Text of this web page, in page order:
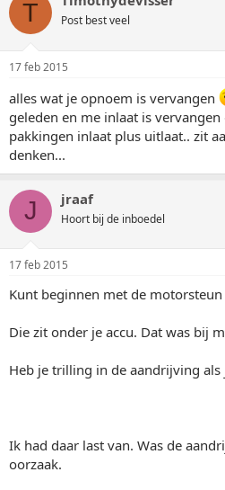
T Post best veel
17 feb 2015
alles wat je opnoem is vervangen
geleden en me inlaat is
pakkingen inlaat plus uitlaat.. zit
denken...
J jraaf
Hoort bij de inboedel
17 feb 2015
Kunt beginnen met de motorsteun
Die zit onder je accu. Dat was bij
Heb je trilling in de aandrijving
Ik had daar last van. Was de
oorzaak.